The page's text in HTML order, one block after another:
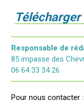
Responsable de
85 impasse des
06 64 33 34 26
Pour nous contacter